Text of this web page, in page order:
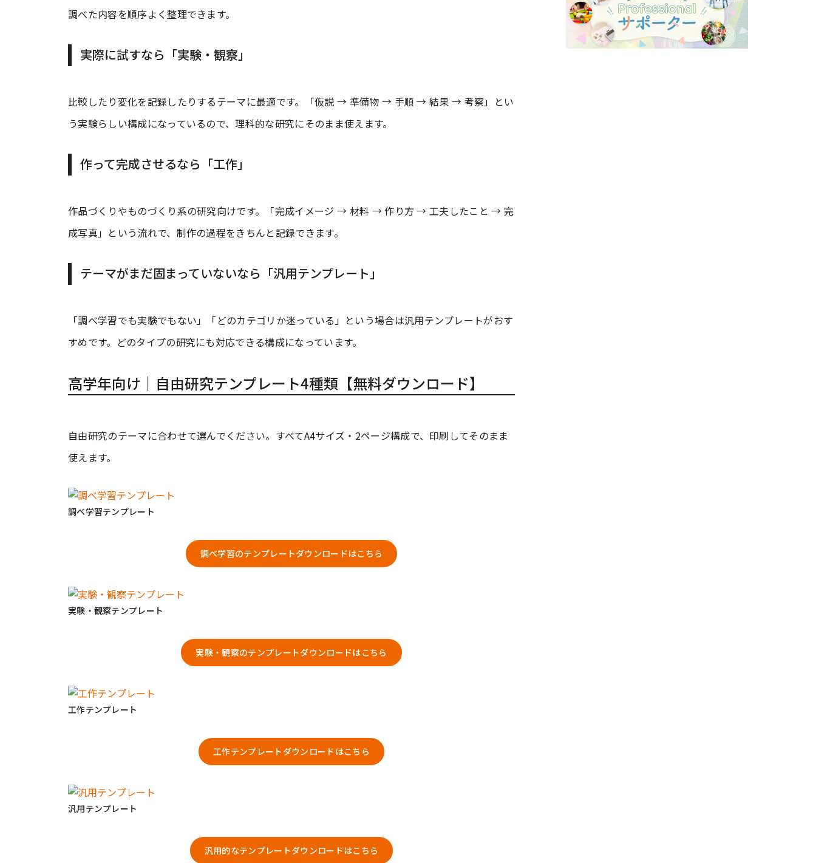
調べた内容を順序よく整理できます。
実際に試すなら「実験・観察」
比較したり変化を記録したりするテーマに最適です。「仮説 → 準備物 → 手順 → 結果 → 考察」とい
う実験らしい構成になっているので、理科的な研究にそのまま使えます。
作って完成させるなら「工作」
作品づくりやものづくり系の研究向けです。「完成イメージ → 材料 → 作り方 → 工夫したこと → 完
成写真」という流れで、制作の過程をきちんと記録できます。
テーマがまだ固まっていないなら「汎用テンプレート」
「調べ学習でも実験でもない」「どのカテゴリか迷っている」という場合は汎用テンプレートがおす
すめです。どのタイプの研究にも対応できる構成になっています。
高学年向け｜自由研究テンプレート4種類【無料ダウンロード】
自由研究のテーマに合わせて選んでください。すべてA4サイズ・2ページ構成で、印刷してそのまま
使えます。
調べ学習テンプレート
調べ学習のテンプレートダウンロードはこちら
実験・観察テンプレート
実験・観察のテンプレートダウンロードはこちら
工作テンプレート
工作テンプレートダウンロードはこちら
汎用テンプレート
汎用的なテンプレートダウンロードはこちら